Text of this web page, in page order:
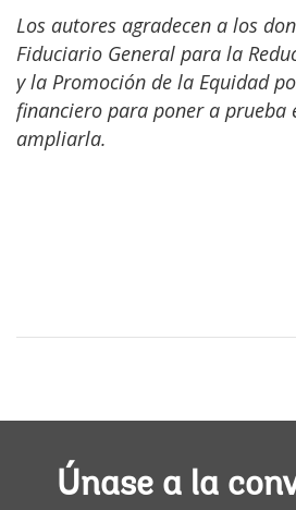
Los autores agradecen a los
Fiduciario General para la
y la Promoción de la Equidad
financiero para poner a prueba
ampliarla.
Únase a la